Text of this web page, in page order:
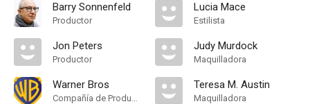
Barry Sonnenfeld
Productor
Jon Peters
Productor
Warner Bros
Compañía de Produccion
Lucia Mace
Estilista
Judy Murdock
Maquilladora
Teresa M. Austin
Maquilladora